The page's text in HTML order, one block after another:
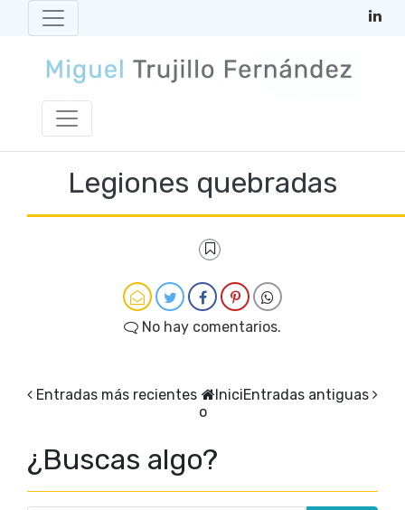
Legiones quebradas
No hay comentarios.
Entradas más recientes Entradas antiguas
Inici
o
¿Buscas algo?